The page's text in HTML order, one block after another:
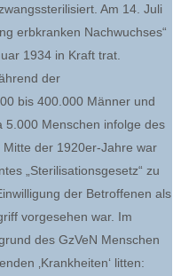
Am 14. Juli
erbkranken Nachwuchses“
1934 in Kraft trat.
der
bis 400.000 Männer und
5.000 Menschen infolge des
der 1920er-Jahre war
„Sterilisationsgesetz“ zu
der Betroffenen als
vorgesehen war. Im
des GzVeN Menschen
‚Krankheiten‘ litten: